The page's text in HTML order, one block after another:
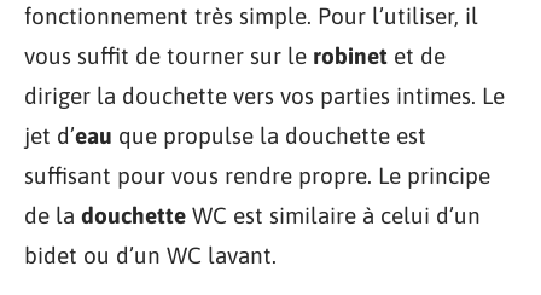
fonctionnement très simple. Pour l’utiliser, il
vous suffit de tourner sur le robinet et de
diriger la douchette vers vos parties intimes. Le
jet d’eau que propulse la douchette est
suffisant pour vous rendre propre. Le principe
de la douchette WC est similaire à celui d’un
bidet ou d’un WC lavant.